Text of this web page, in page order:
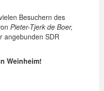
Besuchern des
Pieter-Tjerk de Boer,
angebunden SDR
Weinheim!